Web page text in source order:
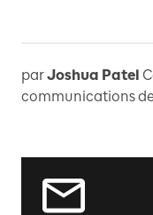
parJoshua Patel
communications